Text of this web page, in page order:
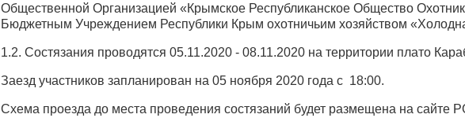
Общественной Организацией «Крымское Республиканское Общество
Бюджетным Учреждением Республики Крым охотничьим хозяйством
1.2. Состязания проводятся 05.11.2020 - 08.11.2020 на территории плато
Заезд участников запланирован на 05 ноября 2020 года с 18:00.
Схема проезда до места проведения состязаний будет размещена на